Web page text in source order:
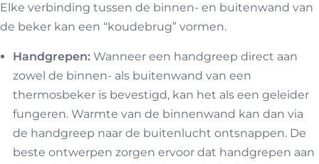
Elke verbinding tussen de binnen- en buitenwand van
de beker kan een “koudebrug” vormen.
Handgrepen: Wanneer een handgreep direct aan
zowel de binnen- als buitenwand van een
thermosbeker is bevestigd, kan het als een geleider
fungeren. Warmte van de binnenwand kan dan via
de handgreep naar de buitenlucht ontsnappen. De
beste ontwerpen zorgen ervoor dat handgrepen aan